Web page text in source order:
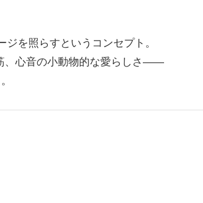
を照らすというコンセプト。
、心音の小動物的な愛らしさ――